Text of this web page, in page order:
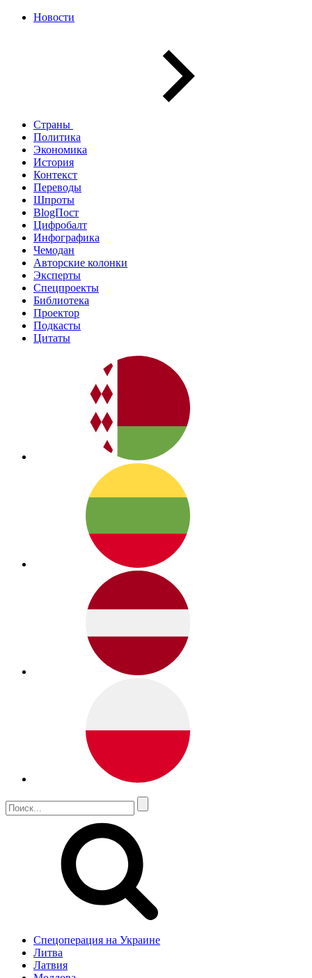
Новости
Страны
Политика
Экономика
История
Контекст
Переводы
Шпроты
BlogПост
Цифробалт
Инфографика
Чемодан
Авторские колонки
Эксперты
Спецпроекты
Библиотека
Проектор
Подкасты
Цитаты
Спецоперация на Украине
Литва
Латвия